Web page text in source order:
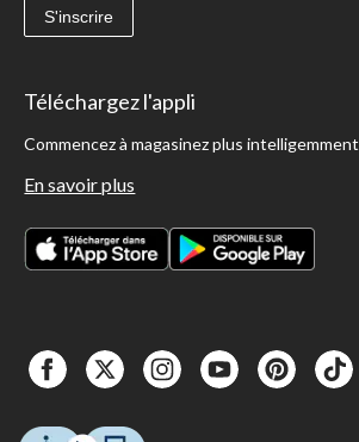
S'inscrire
Téléchargez l'appli
Commencez à magasinez plus intelligemment
En savoir plus